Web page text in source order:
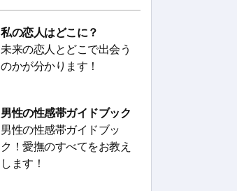
私の恋人はどこに？
未来の恋人とどこで出会う
のかが分かります！
男性の性感帯ガイドブック
男性の性感帯ガイドブッ
ク！愛撫のすべてをお教え
します！